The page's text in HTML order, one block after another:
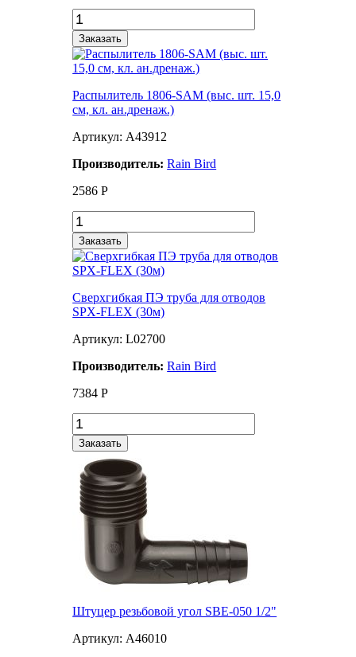
Заказать
Распылитель 1806-SAM (выс. шт. 15,0
см, кл. ан.дренаж.)
Артикул: A43912
Производитель:Rain Bird
2586 Р
Заказать
Сверхгибкая ПЭ труба для отводов
SPX-FLEX (30м)
Артикул: L02700
Производитель:Rain Bird
7384 Р
Заказать
Штуцер резьбовой угол SBE-050 1/2"
Артикул: A46010